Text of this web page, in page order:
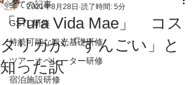
全ての記事
GSTC研修
持続可能な観光基礎研修
ツアーオペレーター研修
宿泊施設研修
「Pura Vida Mae」 コス
タリカが「すんごい」と
知った訳
2021年8月28日 読了時間: 5分